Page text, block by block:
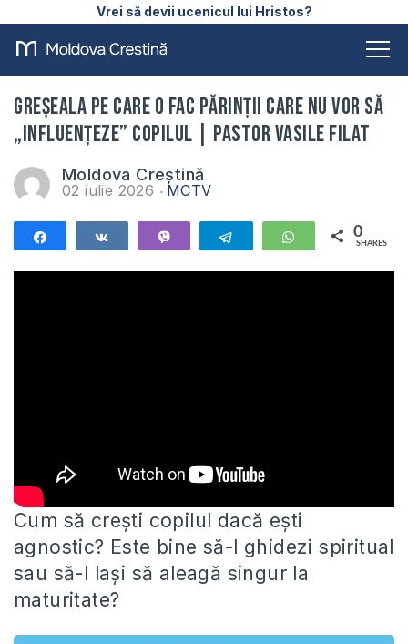
Vrei să devii ucenicul lui Hristos?
Greșeala pe care o fac părinții care nu vor să
„influențeze” copilul | Pastor Vasile Filat
Moldova Creștină
02 iulie 2026 MCTV
Telegram WhatsApp
0
SHARES
Cum să crești copilul dacă ești
agnostic? Este bine să-l ghidezi spiritual
sau să-l lași să aleagă singur la
maturitate?